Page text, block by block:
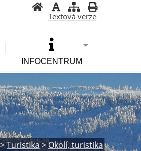
Textová verze
INFOCENTRUM
Turistika>Okolí, turistika